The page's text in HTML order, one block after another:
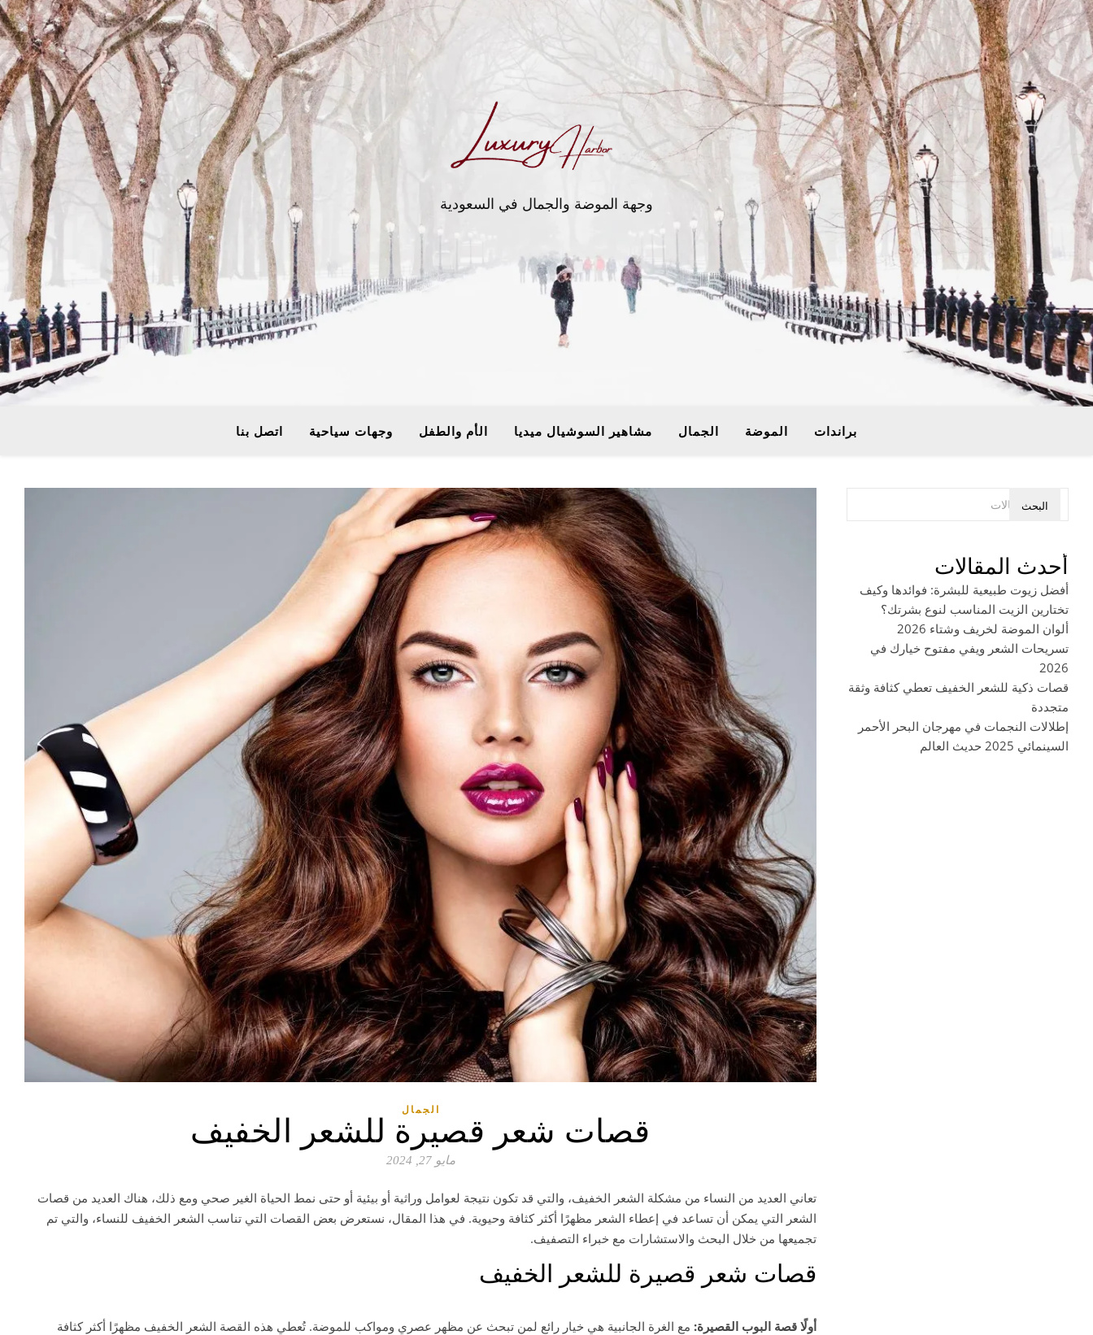
وجهة الموضة والجمال في السعودية
براندات الموضة الجمال مشاهير السوشيال ميديا الأم والطفل وجهات سياحية اتصل بنا
الجمال
قصات شعر قصيرة للشعر الخفيف
مايو 27, 2024
تعاني العديد من النساء من مشكلة الشعر الخفيف، والتي قد تكون نتيجة لعوامل وراثية أو بيئية أو حتى نمط الحياة الغير صحي ومع ذلك، هناك العديد من قصات
الشعر التي يمكن أن تساعد في إعطاء الشعر مظهرًا أكثر كثافة وحيوية. في هذا المقال، نستعرض بعض القصات التي تناسب الشعر الخفيف للنساء، والتي تم
تجميعها من خلال البحث والاستشارات مع خبراء التصفيف.
قصات شعر قصيرة للشعر الخفيف
أولًا قصة البوب القصيرة: مع الغرة الجانبية هي خيار رائع لمن تبحث عن مظهر عصري ومواكب للموضة. تُعطي هذه القصة الشعر الخفيف مظهرًا أكثر كثافة
البحث
أحدث المقالات
أفضل زيوت طبيعية للبشرة: فوائدها وكيف
تختارين الزيت المناسب لنوع بشرتك؟
ألوان الموضة لخريف وشتاء 2026
تسريحات الشعر ويفي مفتوح خيارك في
2026
قصات ذكية للشعر الخفيف تعطي كثافة وثقة
متجددة
إطلالات النجمات في مهرجان البحر الأحمر
السينمائي 2025 حديث العالم